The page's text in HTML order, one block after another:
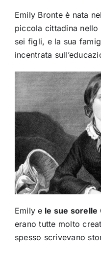
Emily Bronte è nata
piccola cittadina nello
sei figli, e la sua
incentrata
Emily e le sue sorelle
erano tutte molto
spesso scrivevano